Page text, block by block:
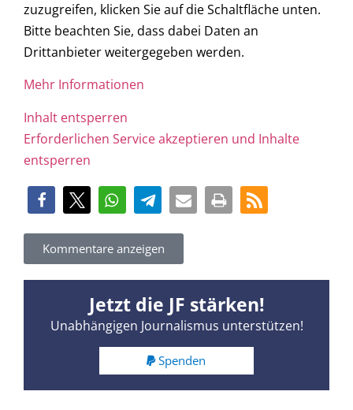
zuzugreifen, klicken Sie auf die Schaltfläche unten.
Bitte beachten Sie, dass dabei Daten an
Drittanbieter weitergegeben werden.
Mehr Informationen
Inhalt entsperren
Erforderlichen Service akzeptieren und Inhalte
entsperren
Kommentare anzeigen
Jetzt die JF stärken!
Unabhängigen Journalismus unterstützen!
Spenden